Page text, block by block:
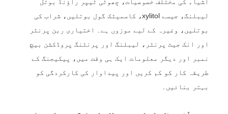
اشیاء کی مختلف خصوصیات، چھوٹی ٹیپر راؤنڈ بوتل
لیبلنگ، جیسے xylitol، کاسمیٹک گول بوتلیں، شراب کی
بوتلیں، وغیرہ کے لیے موزوں ہے۔ اختیاری ربن پرنٹر
اور انک جیٹ پرنٹر، لیبلنگ اور پرنٹنگ پروڈکشن بیچ
نمبر اور دیگر معلومات ایک ہی وقت میں، پیکیجنگ کے
طریقہ کار کو کم کریں اور پیداوار کی کارکردگی کو
بہتر بنائیں۔